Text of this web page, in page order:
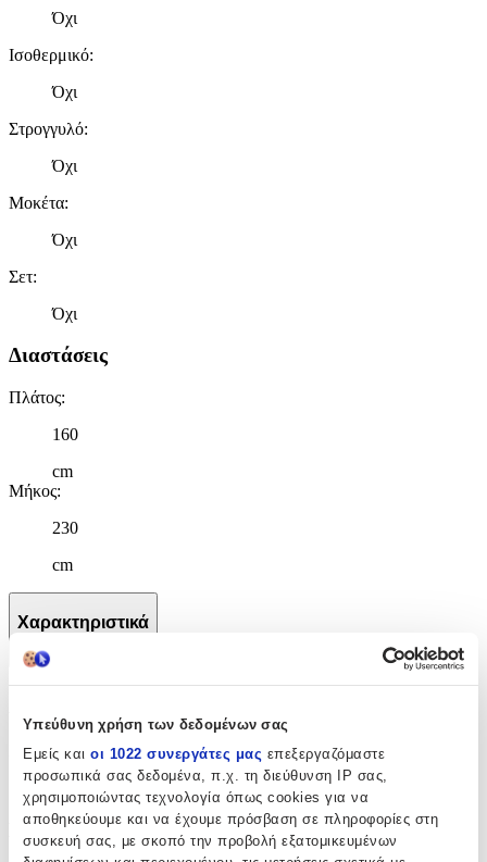
Υπεύθυνη χρήση των δεδομένων σας
Εμείς και οι 1022 συνεργάτες μας επεξεργαζόμαστε
προσωπικά σας δεδομένα, π.χ. τη διεύθυνση IP σας,
χρησιμοποιώντας τεχνολογία όπως cookies για να
αποθηκεύουμε και να έχουμε πρόσβαση σε πληροφορίες στη
συσκευή σας, με σκοπό την προβολή εξατομικευμένων
Όχι
Ισοθερμικό:
Όχι
Στρογγυλό:
Όχι
Μοκέτα:
Όχι
Σετ:
Όχι
Διαστάσεις
Πλάτος:
160
cm
Μήκος:
230
cm
Χαρακτηριστικά
Κατασκευαστής:
Beauty Home
Βασικά Χαρακτηριστικά